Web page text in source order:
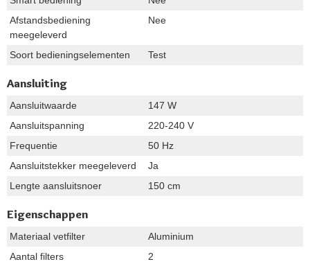
Afstandsbediening
meegeleverd
Nee
Soort bedieningselementen Test
Aansluiting
Aansluitwaarde
147 W
Aansluitspanning
220-240 V
Frequentie
50 Hz
Aansluitstekker meegeleverd
Ja
Lengte aansluitsnoer
150 cm
Eigenschappen
Materiaal vetfilter
Aluminium
Aantal filters
2